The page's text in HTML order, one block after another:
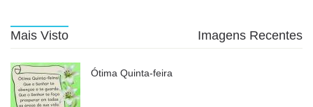
Mais Visto Imagens Recentes
Ótima Quinta-feira